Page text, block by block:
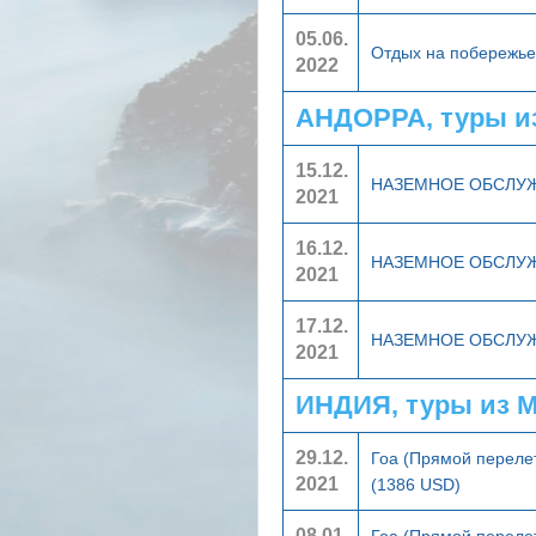
05.06.
2022
Отдых на
АНДОРРА, туры
15.12.
2021
НАЗЕМНОЕ
16.12.
2021
НАЗЕМНОЕ
17.12.
2021
НАЗЕМНОЕ
ИНДИЯ, туры из
29.12.
2021
Гоа (Прямой
(1386 USD)